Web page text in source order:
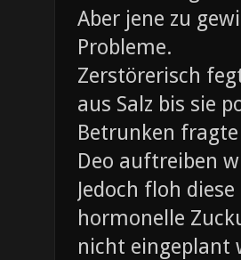
Aber jene zu
Probleme.
Zerstörerisch
aus Salz bis sie
Betrunken
Deo auftreiben
Jedoch floh
hormonelle
nicht eingeplant